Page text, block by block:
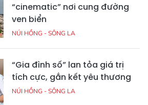
“cinematic” nơi cung đường
ven biển
NÚI HỒNG - SÔNG LA
“Gia đình số” lan tỏa giá trị
tích cực, gắn kết yêu thương
NÚI HỒNG - SÔNG LA